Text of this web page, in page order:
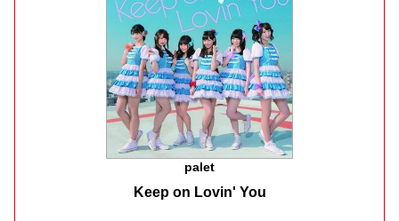
palet
Keep on Lovin' You